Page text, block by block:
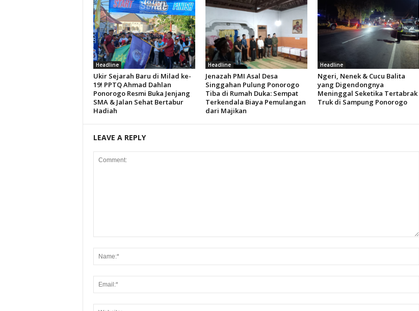
Headline
Ukir Sejarah Baru di Milad ke-
19! PPTQ Ahmad Dahlan
Ponorogo Resmi Buka Jenjang
SMA & Jalan Sehat Bertabur
Hadiah
Headline
Jenazah PMI Asal Desa
Singgahan Pulung Ponorogo
Tiba di Rumah Duka: Sempat
Terkendala Biaya Pemulangan
dari Majikan
Headline
Ngeri, Nenek & Cucu Balita
yang Digendongnya
Meninggal Seketika Tertabrak
Truk di Sampung Ponorogo
LEAVE A REPLY